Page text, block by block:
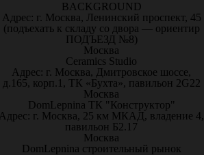
BACKGROUND
Адрес: г. Москва, Ленинский проспект, 45
(подъехать к складу со двора — ориентир
ПОДЪЕЗД №8)
Москва
Ceramics Studio
Адрес: г. Москва, Дмитровское шоссе,
д.165, корп.1, ТК «Бухта», павильон 2G22
Москва
DomLepnina ТК "Конструктор"
г. Москва, 25 км МКАД, владение 4,
павильон Б2.17
Москва
DomLepnina строительный рынок